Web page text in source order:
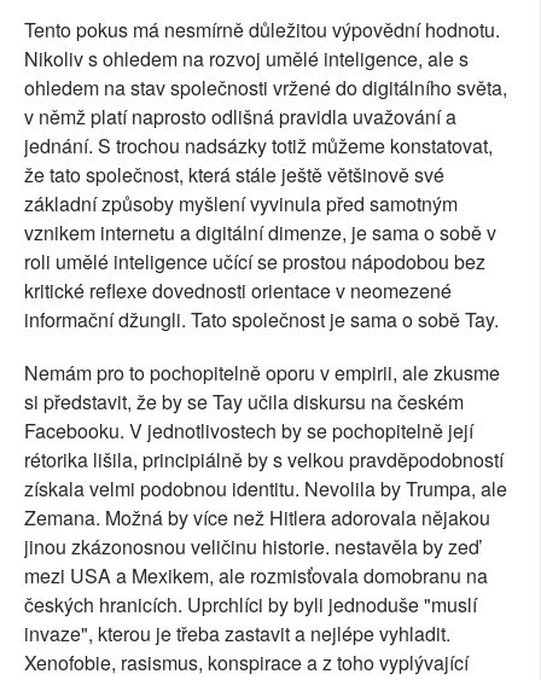
Tento pokus má nesmírně důležitou výpovědní hodnotu.
Nikoliv s ohledem na rozvoj umělé inteligence, ale s
ohledem na stav společnosti vržené do digitálního světa,
v němž platí naprosto odlišná pravidla uvažování a
jednání. S trochou nadsázky totiž můžeme konstatovat,
že tato společnost, která stále ještě většinově své
základní způsoby myšlení vyvinula před samotným
vznikem internetu a digitální dimenze, je sama o sobě v
roli umělé inteligence učící se prostou nápodobou bez
kritické reflexe dovednosti orientace v neomezené
informační džungli. Tato společnost je sama o sobě Tay.
Nemám pro to pochopitelně oporu v empirii, ale zkusme
si představit, že by se Tay učila diskursu na českém
Facebooku. V jednotlivostech by se pochopitelně její
rétorika lišila, principiálně by s velkou pravděpodobností
získala velmi podobnou identitu. Nevolila by Trumpa, ale
Zemana. Možná by více než Hitlera adorovala nějakou
jinou zkázonosnou veličinu historie. nestavěla by zeď
mezi USA a Mexikem, ale rozmisťovala domobranu na
českých hranicích. Uprchlíci by byli jednoduše "muslí
invaze", kterou je třeba zastavit a nejlépe vyhladit.
Xenofobie, rasismus, konspirace a z toho vyplývající